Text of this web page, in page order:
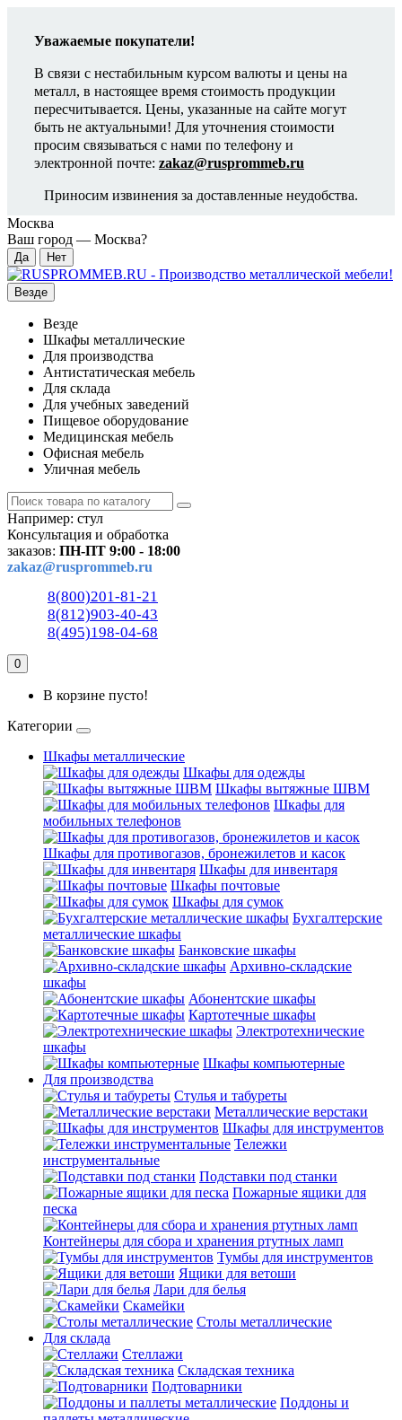
Уважаемые покупатели!
В связи с нестабильным курсом валюты и цены на
металл, в настоящее время стоимость продукции
пересчитывается. Цены, указанные на сайте могут
быть не актуальными! Для уточнения стоимости
просим связываться с нами по телефону и
электронной почте: zakaz@rusprommeb.ru
Приносим извинения за доставленные неудобства.
Москва
Ваш город — Москва?
Везде
Везде
Шкафы металлические
Для производства
Антистатическая мебель
Для склада
Для учебных заведений
Пищевое оборудование
Медицинская мебель
Офисная мебель
Уличная мебель
Например: стул
Консультация и обработка
заказов: ПН-ПТ 9:00 - 18:00
zakaz@rusprommeb.ru
8(800)201-81-21
8(812)903-40-43
8(495)198-04-68
0
В корзине пусто!
Категории
Шкафы металлические
Шкафы для одежды
Шкафы вытяжные ШВМ
Шкафы для
мобильных телефонов
Шкафы для противогазов, бронежилетов и касок
Шкафы для инвентаря
Шкафы почтовые
Шкафы для сумок
Бухгалтерские
металлические шкафы
Банковские шкафы
Архивно-складские
шкафы
Абонентские шкафы
Картотечные шкафы
Электротехнические
шкафы
Шкафы компьютерные
Для производства
Стулья и табуреты
Металлические верстаки
Шкафы для инструментов
Тележки
инструментальные
Подставки под станки
Пожарные ящики для
песка
Контейнеры для сбора и хранения ртутных ламп
Тумбы для инструментов
Ящики для ветоши
Лари для белья
Скамейки
Столы металлические
Для склада
Стеллажи
Складская техника
Подтоварники
Поддоны и